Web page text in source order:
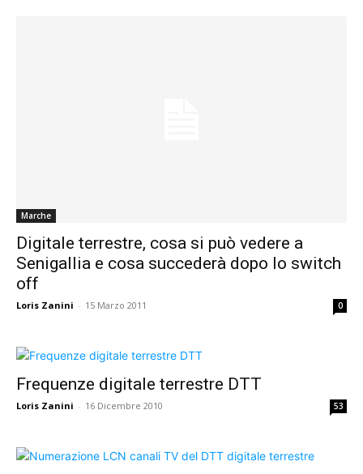
Marche
Digitale terrestre, cosa si può vedere a
Senigallia e cosa succederà dopo lo switch
off
Loris Zanini - 15 Marzo 2011 0
Frequenze digitale terrestre DTT
Loris Zanini - 16 Dicembre 2010 53